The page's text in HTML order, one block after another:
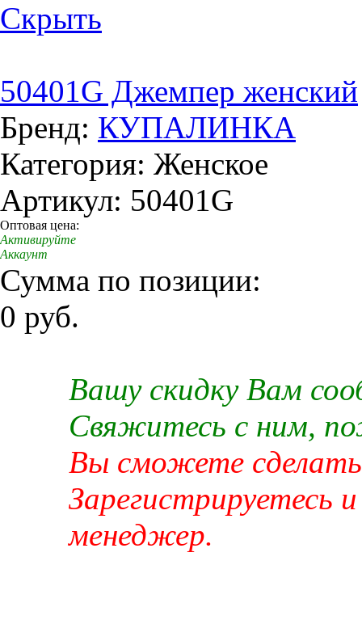
Скрыть
50401G Джемпер женский
Бренд: КУПАЛИНКА
Категория: Женское
Артикул: 50401G
Оптовая цена:
Активируйте
Аккаунт
Сумма по позиции:
0 руб.
Вашу скидку Вам
Свяжитесь с ним,
Вы сможете сделать
Зарегистрируетесь
менеджер.